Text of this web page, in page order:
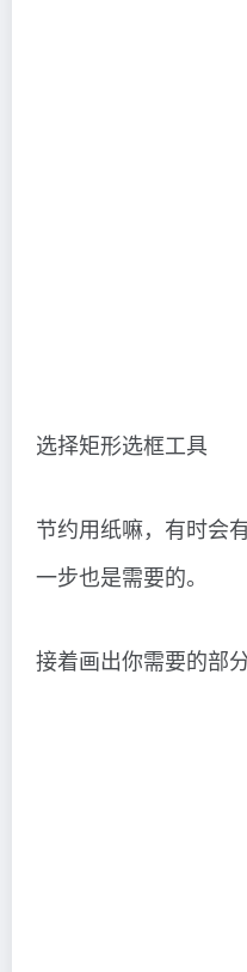
选择矩形选框工具
节约用纸嘛，有时会
一步也是需要的。
接着画出你需要的部